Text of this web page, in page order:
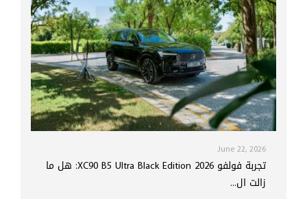
June 22, 2026
تجربة فولفو XC90 B5 Ultra Black Edition 2026: هل ما
زالت ال...